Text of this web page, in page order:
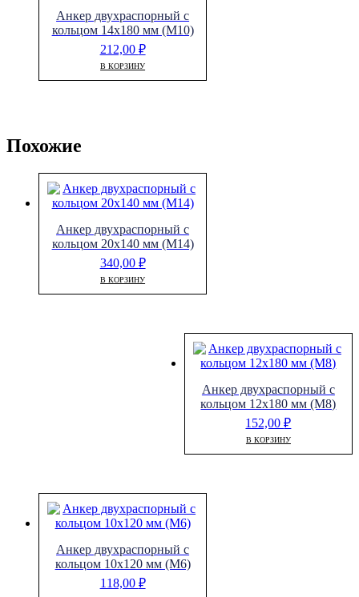
Анкер двухраспорный с
кольцом 14х180 мм (М10)
212,00 ₽
В КОРЗИНУ
Похожие
Анкер двухраспорный с
кольцом 20х140 мм (М14)
340,00 ₽
В КОРЗИНУ
Анкер двухраспорный с
кольцом 12х180 мм (М8)
152,00₽
В КОРЗИНУ
Анкер двухраспорный с
кольцом 10х120 мм (М6)
118,00 ₽